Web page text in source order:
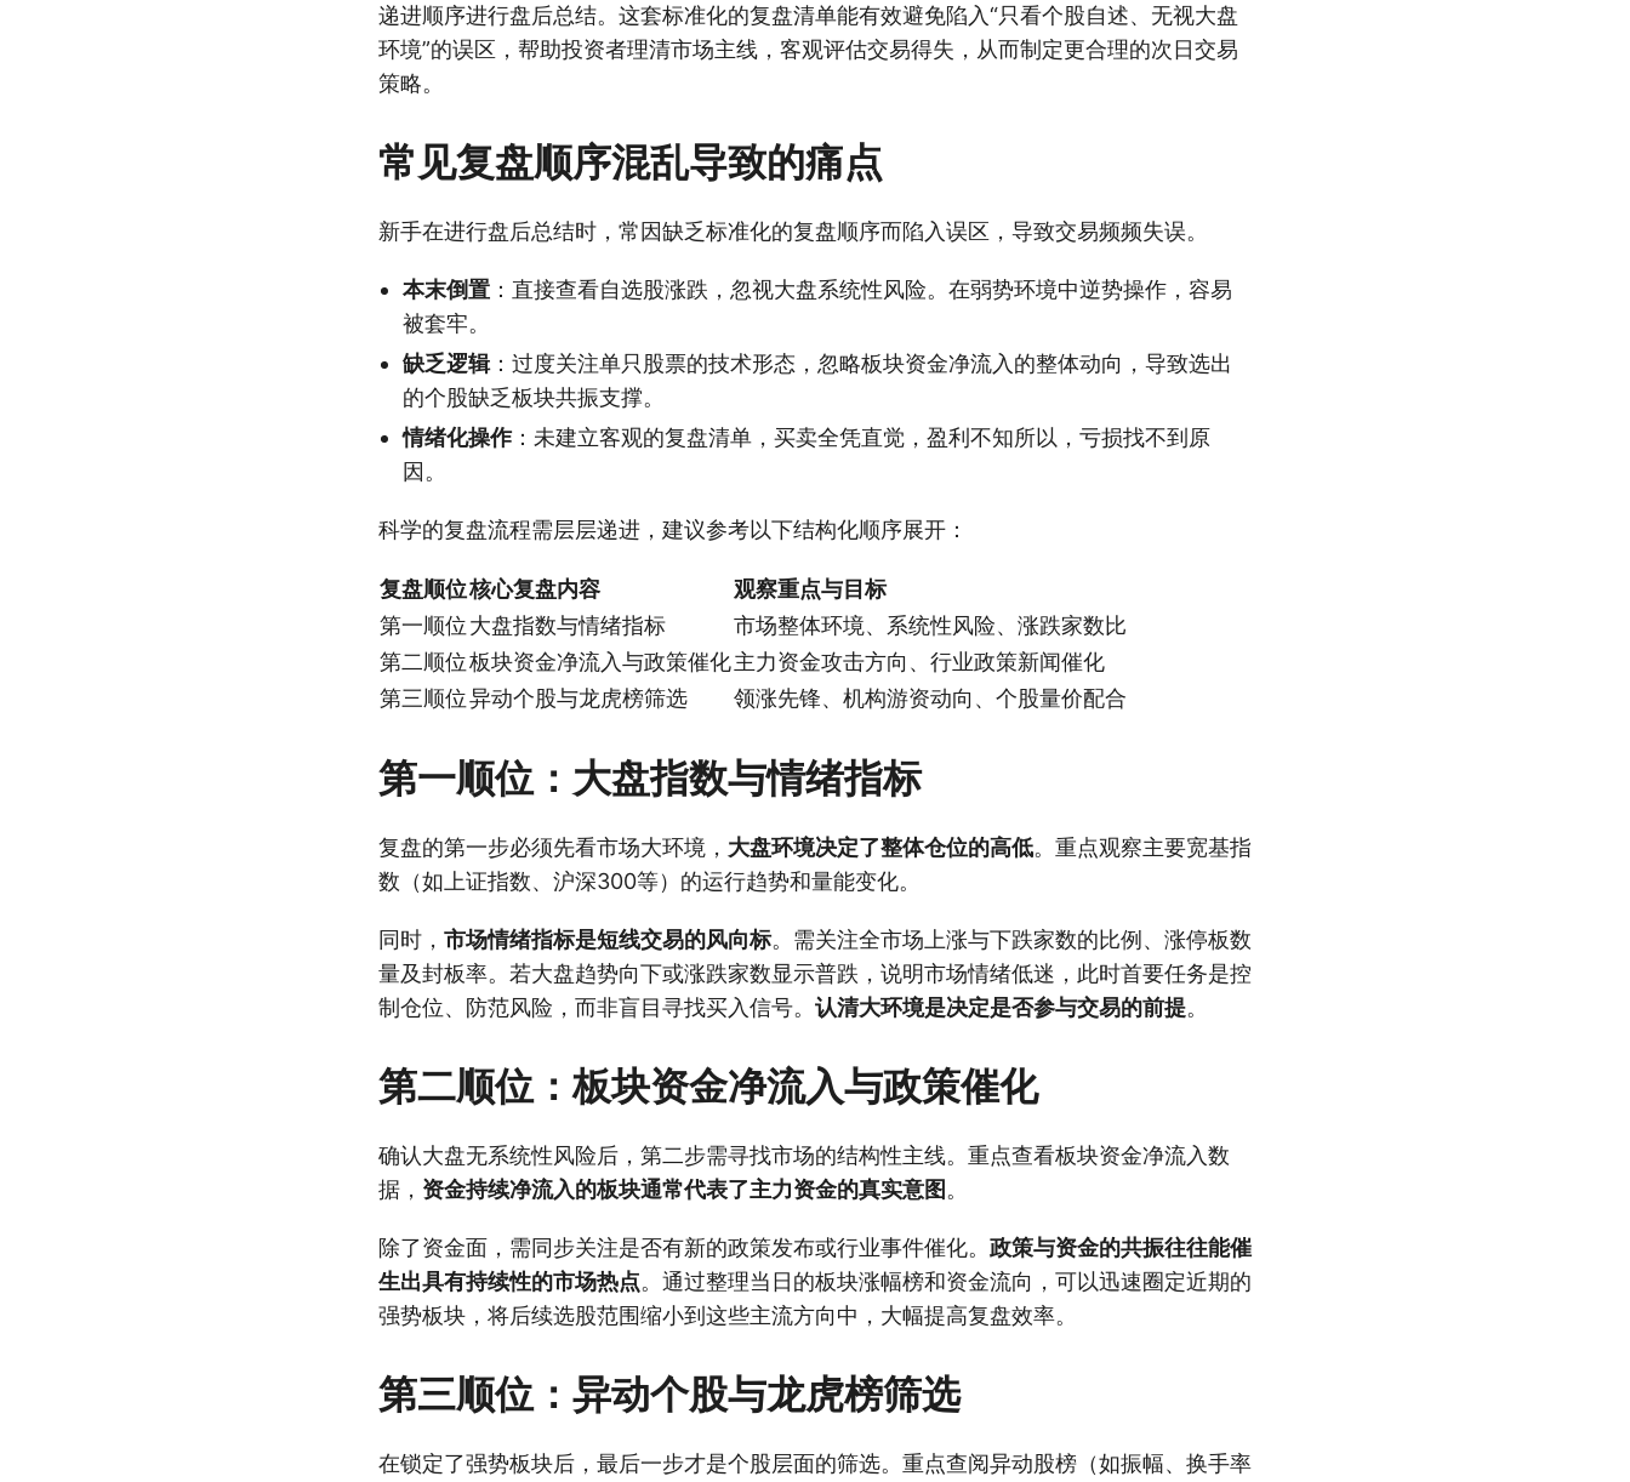
递进顺序进行盘后总结。这套标准化的复盘清单能有效避免陷入“只看个股自述、无视大盘
环境”的误区，帮助投资者理清市场主线，客观评估交易得失，从而制定更合理的次日交易
策略。
常见复盘顺序混乱导致的痛点
新手在进行盘后总结时，常因缺乏标准化的复盘顺序而陷入误区，导致交易频频失误。
本末倒置 ：直接查看自选股涨跌，忽视大盘系统性风险。在弱势环境中逆势操作，容易
被套牢。
缺乏逻辑：过度关注单只股票的技术形态，忽略板块资金净流入的整体动向，导致选出
的个股缺乏板块共振支撑。
情绪化操作：未建立客观的复盘清单，买卖全凭直觉，盈利不知所以，亏损找不到原
因。
科学的复盘流程需层层递进，建议参考以下结构化顺序展开：
复盘顺位核心复盘内容
观察重点与目标
第一顺位大盘指数与情绪指标
市场整体环境、系统性风险、涨跌家数比
第二顺位板块资金净流入与政策催化主力资金攻击方向、行业政策新闻催化
第三顺位异动个股与龙虎榜筛选 领涨先锋、机构游资动向、个股量价配合
第一顺位：大盘指数与情绪指标
复盘的第一步必须先看市场大环境， 大盘环境决定了整体仓位的高低。重点观察主要宽基指
数（如上证指数、沪深300等）的运行趋势和量能变化。
同时， 市场情绪指标是短线交易的风向标。需关注全市场上涨与下跌家数的比例、涨停板数
量及封板率。若大盘趋势向下或涨跌家数显示普跌，说明市场情绪低迷，此时首要任务是控
制仓位、防范风险，而非盲目寻找买入信号。 认清大环境是决定是否参与交易的前提。
第二顺位：板块资金净流入与政策催化
确认大盘无系统性风险后，第二步需寻找市场的结构性主线。重点查看板块资金净流入数
据， 资金持续净流入的板块通常代表了主力资金的真实意图。
除了资金面，需同步关注是否有新的政策发布或行业事件催化。 政策与资金的共振往往能催
生出具有持续性的市场热点。通过整理当日的板块涨幅榜和资金流向，可以迅速圈定近期的
强势板块，将后续选股范围缩小到这些主流方向中，大幅提高复盘效率。
第三顺位：异动个股与龙虎榜筛选
在锁定了强势板块后，最后一步才是个股层面的筛选。重点查阅异动股榜（如振幅、换手率